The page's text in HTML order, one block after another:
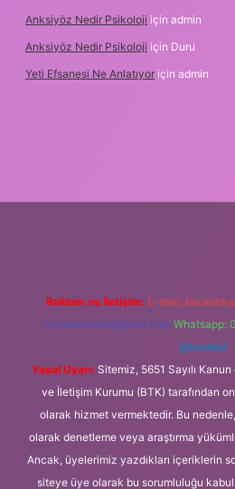
Anksiyöz Nedir Psikoloji için admin
Anksiyöz Nedir Psikoloji için Duru
Yeti Efsanesi Ne Anlatıyor için admin
Reklam ve İletişim: E-mail:
forumhizmeti@gmail.com Whatsapp:
@karabul
Yasal Uyarı: Sitemiz, 5651 Sayılı
ve İletişim Kurumu (BTK) tarafından
olarak hizmet vermektedir. Bu
olarak denetleme veya araştırma
Ancak, üyelerimiz yazdıkları içeriklerin
siteye üye olarak bu sorumluluğu kabul